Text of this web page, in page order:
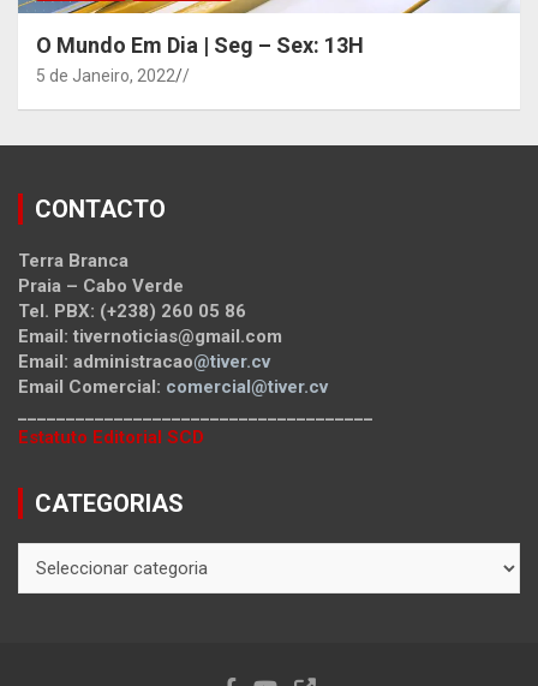
O Mundo Em Dia | Seg – Sex: 13H
5 de Janeiro, 2022 /
CONTACTO
Terra Branca
Praia – Cabo Verde
Tel. PBX: (+238) 260 05 86
Email: tivernoticias@gmail.com
Email: administracao@tiver.cv
Email Comercial: comercial@tiver.cv
Estatuto Editorial SCD
CATEGORIAS